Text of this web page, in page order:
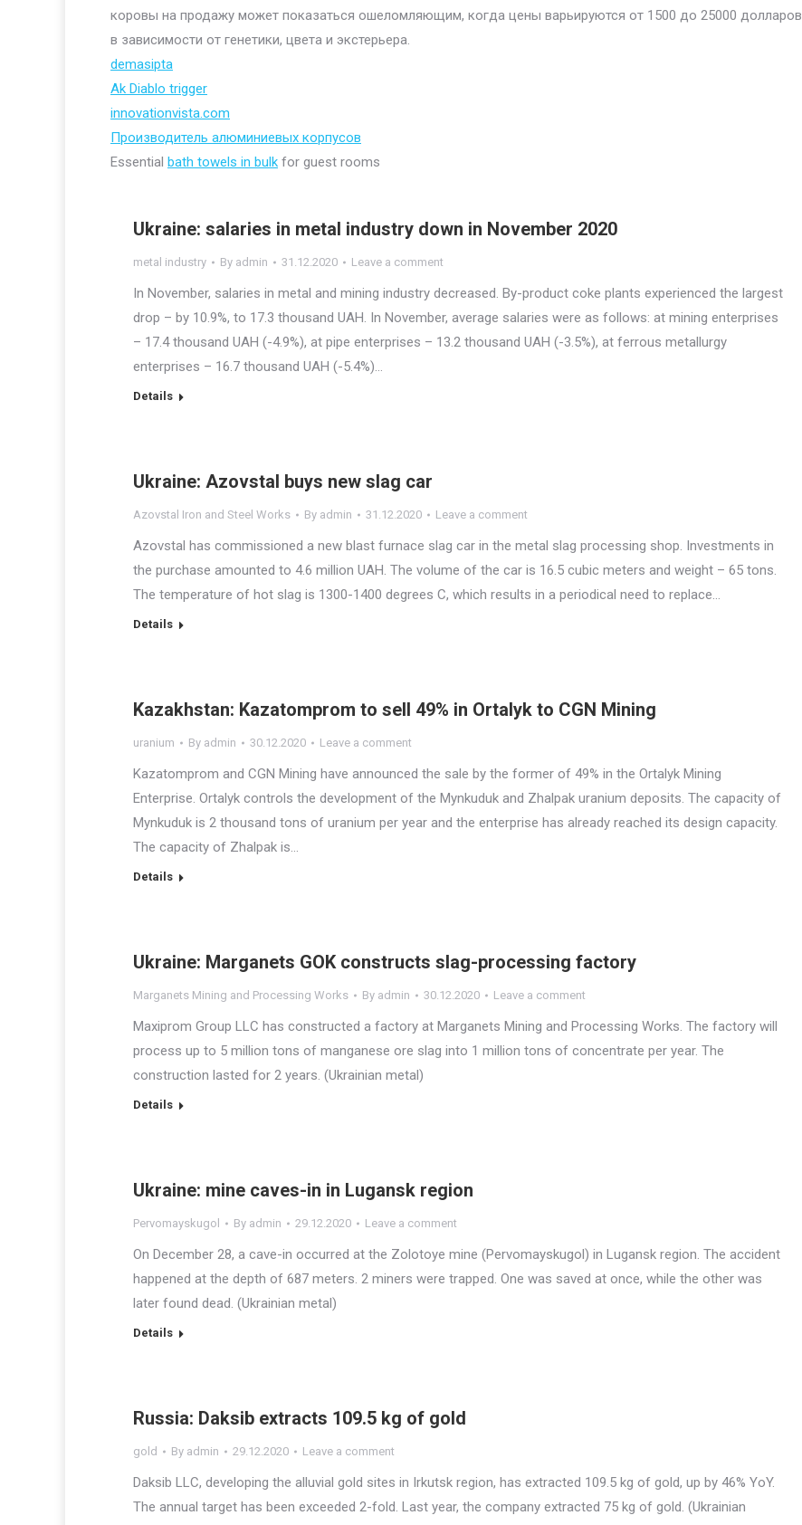
коровы на продажу может показаться ошеломляющим, когда цены варьируются от 1500 до 25000 долларов
в зависимости от генетики, цвета и экстерьера.
demasipta
Ak Diablo trigger
innovationvista.com
Производитель алюминиевых корпусов
Essential bath towels in bulk for guest rooms
Ukraine: salaries in metal industry down in November 2020
metal industry By admin 31.12.2020 Leave a comment
In November, salaries in metal and mining industry decreased. By-product coke plants experienced the largest
drop – by 10.9%, to 17.3 thousand UAH. In November, average salaries were as follows: at mining enterprises
– 17.4 thousand UAH (-4.9%), at pipe enterprises – 13.2 thousand UAH (-3.5%), at ferrous metallurgy
enterprises – 16.7 thousand UAH (-5.4%)…
Details
Ukraine: Azovstal buys new slag car
Azovstal Iron and Steel Works By admin 31.12.2020 Leave a comment
Azovstal has commissioned a new blast furnace slag car in the metal slag processing shop. Investments in
the purchase amounted to 4.6 million UAH. The volume of the car is 16.5 cubic meters and weight – 65 tons.
The temperature of hot slag is 1300-1400 degrees C, which results in a periodical need to replace…
Details
Kazakhstan: Kazatomprom to sell 49% in Ortalyk to CGN Mining
uranium By admin 30.12.2020 Leave a comment
Kazatomprom and CGN Mining have announced the sale by the former of 49% in the Ortalyk Mining
Enterprise. Ortalyk controls the development of the Mynkuduk and Zhalpak uranium deposits. The capacity of
Mynkuduk is 2 thousand tons of uranium per year and the enterprise has already reached its design capacity.
The capacity of Zhalpak is…
Details
Ukraine: Marganets GOK constructs slag-processing factory
Marganets Mining and Processing Works By admin 30.12.2020 Leave a comment
Maxiprom Group LLC has constructed a factory at Marganets Mining and Processing Works. The factory will
process up to 5 million tons of manganese ore slag into 1 million tons of concentrate per year. The
construction lasted for 2 years. (Ukrainian metal)
Details
Ukraine: mine caves-in in Lugansk region
Pervomayskugol By admin 29.12.2020 Leave a comment
On December 28, a cave-in occurred at the Zolotoye mine (Pervomayskugol) in Lugansk region. The accident
happened at the depth of 687 meters. 2 miners were trapped. One was saved at once, while the other was
later found dead. (Ukrainian metal)
Details
Russia: Daksib extracts 109.5 kg of gold
gold By admin 29.12.2020 Leave a comment
Daksib LLC, developing the alluvial gold sites in Irkutsk region, has extracted 109.5 kg of gold, up by 46% YoY.
The annual target has been exceeded 2-fold. Last year, the company extracted 75 kg of gold. (Ukrainian